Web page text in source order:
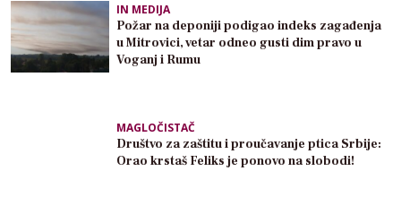
IN MEDIJA
Požar na deponiji podigao indeks zagađenja
u Mitrovici, vetar odneo gusti dim pravo u
Voganj i Rumu
MAGLOČISTAČ
Društvo za zaštitu i proučavanje ptica Srbije:
Orao krstaš Feliks je ponovo na slobodi!